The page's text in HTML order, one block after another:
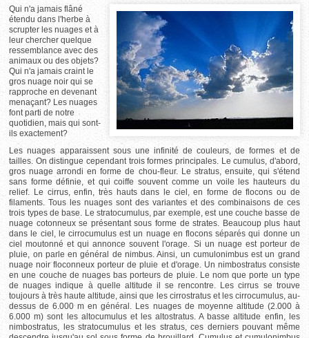
Qui n'a jamais flâné
étendu dans l'herbe à
scrupter les nuages et à
leur chercher quelque
ressemblance avec des
animaux ou des objets?
Qui n'a jamais craint le
gros nuage noir qui se
rapproche en devenant
menaçant? Les nuages
font parti de notre
quotidien, mais qui sont-
ils exactement?
Les nuages apparaissent sous une infinité de couleurs, de formes et de
tailles. On distingue cependant trois formes principales. Le cumulus, d'abord,
gros nuage arrondi en forme de chou-fleur. Le stratus, ensuite, qui s'étend
sans forme définie, et qui coiffe souvent comme un voile les hauteurs du
relief. Le cirrus, enfin, très hauts dans le ciel, en forme de flocons ou de
filaments. Tous les nuages sont des variantes et des combinaisons de ces
trois types de base. Le stratocumulus, par exemple, est une couche basse de
nuage cotonneux se présentant sous forme de strates. Beaucoup plus haut
dans le ciel, le cirrocumulus est un nuage en flocons séparés qui donne un
ciel moutonné et qui annonce souvent l'orage. Si un nuage est porteur de
pluie, on parle en général de nimbus. Ainsi, un cumulonimbus est un grand
nuage noir floconneux porteur de pluie et d'orage. Un nimbostratus consiste
en une couche de nuages bas porteurs de pluie. Le nom que porte un type
de nuages indique à quelle altitude il se rencontre. Les cirrus se trouve
toujours à très haute altitude, ainsi que les cirrostratus et les cirrocumulus, au-
dessus de 6.000 m en général. Les nuages de moyenne altitude (2.000 à
6.000 m) sont les altocumulus et les altostratus. A basse altitude enfin, les
nimbostratus, les stratocumulus et les stratus, ces derniers pouvant même